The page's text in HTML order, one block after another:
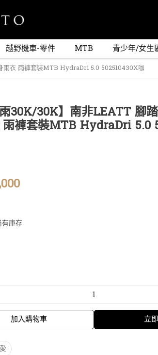
越野機車-零件 MTB 青少年/女生
雨衣 雨褲套裝MTB HydraDri 5.0 502510430X咖
雨30K/30K】南非LEATT 腳
褲套裝MTB HydraDri 5.0
有庫存
加入購物車 立